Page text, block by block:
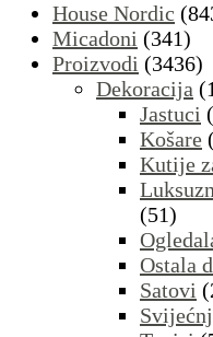
House Nordic
Micadoni (341)
Proizvodi (3436)
Dekoracija
Jastuci
Košare
Kutije
(51)
Ostala
Satovi